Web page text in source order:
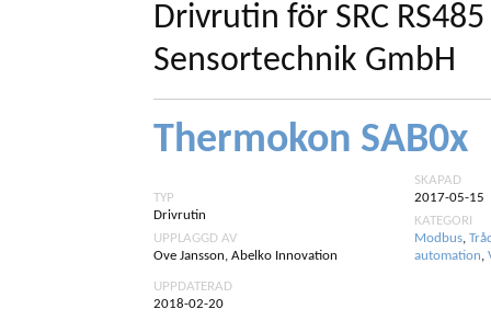
Drivrutin för SRC
Sensortechnik GmbH
Thermokon SAB0x
TYP
Drivrutin
UPPLAGGD AV
Ove Jansson, Abelko Innovation
SKAPAD
2017-05-15
KATEGORI
Modbus,
automation,
UPPDATERAD
2018-02-20